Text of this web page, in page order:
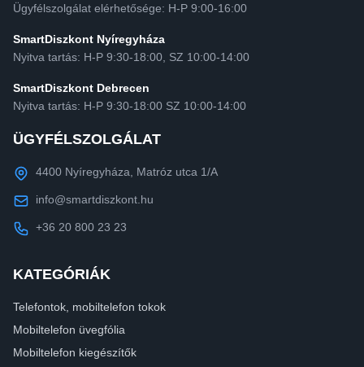
Ügyfélszolgálat elérhetősége: H-P 9:00-16:00
SmartDiszkont Nyíregyháza
Nyitva tartás: H-P 9:30-18:00, SZ 10:00-14:00
SmartDiszkont Debrecen
Nyitva tartás: H-P 9:30-18:00 SZ 10:00-14:00
ÜGYFÉLSZOLGÁLAT
4400 Nyíregyháza, Matróz utca 1/A
info@smartdiszkont.hu
+36 20 800 23 23
KATEGÓRIÁK
Telefontok, mobiltelefon tokok
Mobiltelefon üvegfólia
Mobiltelefon kiegészítők